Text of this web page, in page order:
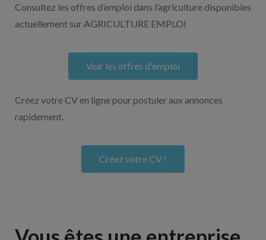
Consultez les offres d’emploi dans l’agriculture disponibles
actuellement sur AGRICULTURE EMPLOI
Voir les offres d'emploi
Créez votre CV en ligne pour postuler aux annonces
rapidement.
Créez votre CV !